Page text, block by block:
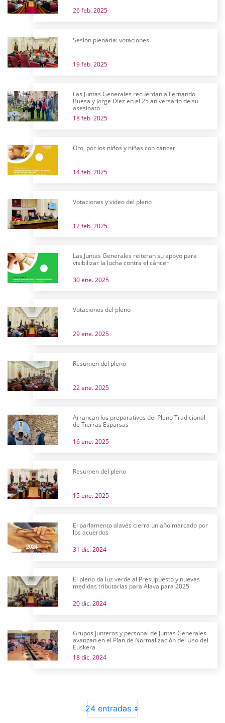
26 feb. 2025
Sesión plenaria: votaciones
19 feb. 2025
Las Juntas Generales recuerdan a Fernando
Buesa y Jorge Díez en el 25 aniversario de su
asesinato
18 feb. 2025
Oro, por los niños y niñas con cáncer
14 feb. 2025
Votaciones y video del pleno
12 feb. 2025
Las Juntas Generales reiteran su apoyo para
visibilizar la lucha contra el cáncer
30 ene. 2025
Votaciones del pleno
29 ene. 2025
Resumen del pleno
22 ene. 2025
Arrancan los preparativos del Pleno Tradicional
de Tierras Esparsas
16 ene. 2025
Resumen del pleno
15 ene. 2025
El parlamento alavés cierra un año marcado por
los acuerdos
31 dic. 2024
El pleno da luz verde al Presupuesto y nuevas
medidas tributarias para Álava para 2025
20 dic. 2024
Grupos junteros y personal de Juntas Generales
avanzan en el Plan de Normalización del Uso del
Euskera
18 dic. 2024
24 entradas